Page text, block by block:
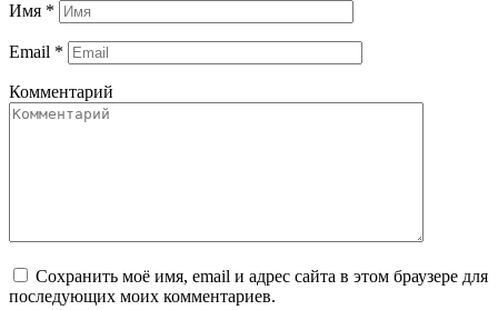
Имя *
Email *
Комментарий
Сохранить моё имя, email и адрес сайта в этом браузере для
последующих моих комментариев.